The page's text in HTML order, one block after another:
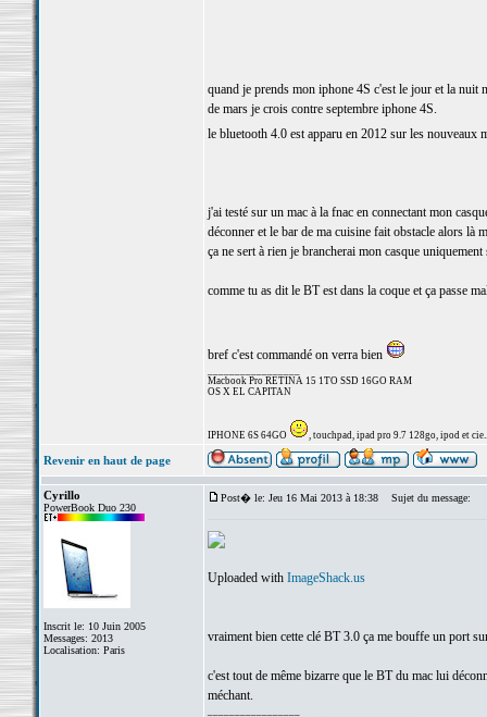
quand je prends mon iphone 4S c'est le jour et la nuit
de mars je crois contre septembre iphone 4S.
le bluetooth 4.0 est apparu en 2012 sur les nouveaux
j'ai testé sur un mac à la fnac en connectant mon
déconner et le bar de ma cuisine fait obstacle alors là
ça ne sert à rien je brancherai mon casque
comme tu as dit le BT est dans la coque et ça passe
bref c'est commandé on verra bien
Macbook Pro RETINA 15 1TO SSD 16GO RAM
OS X EL CAPITAN
IPHONE 6S 64GO , touchpad, ipad pro 9.7 128go, ipod et
Revenir en haut de page
Cyrillo
PowerBook Duo 230
Inscrit le: 10 Juin 2005
Messages: 2013
Localisation: Paris
Post� le: Jeu 16 Mai 2013 à 18:38 Sujet du message:
Uploaded with ImageShack.us
vraiment bien cette clé BT 3.0 ça me bouffe un port
c'est tout de même bizarre que le BT du mac lui
méchant.